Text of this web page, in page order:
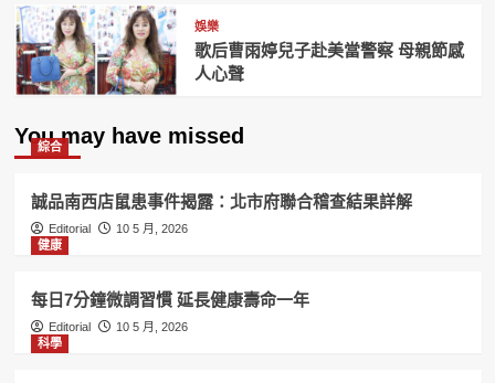
娛樂
歌后曹雨婷兒子赴美當警察 母親節感
人心聲
You may have missed
綜合
誠品南西店鼠患事件揭露：北市府聯合稽查結果詳解
Editorial
10 5 月, 2026
健康
每日7分鐘微調習慣 延長健康壽命一年
Editorial
10 5 月, 2026
科學